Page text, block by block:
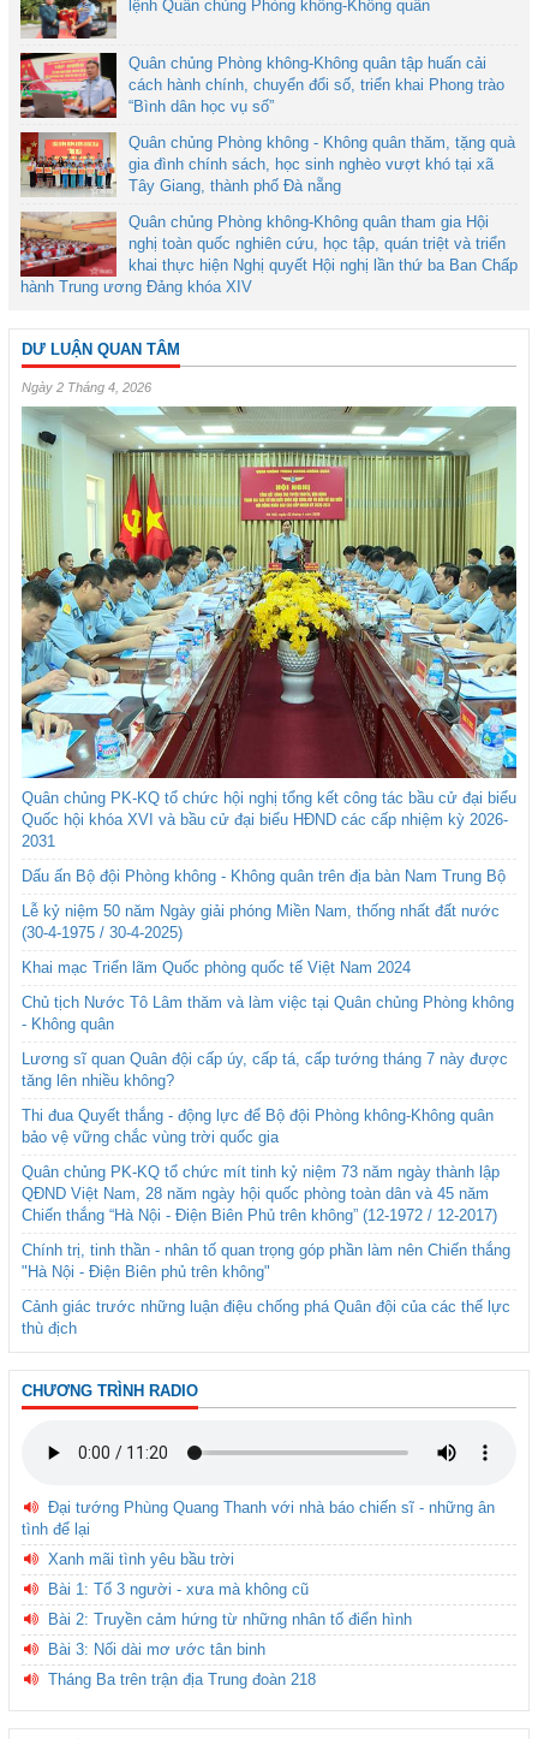
lệnh Quân chủng Phòng không-Không quân
Quân chủng Phòng không-Không quân tập huấn cải
cách hành chính, chuyển đổi số, triển khai Phong trào
“Bình dân học vụ số”
Quân chủng Phòng không - Không quân thăm, tặng quà
gia đình chính sách, học sinh nghèo vượt khó tại xã
Tây Giang, thành phố Đà nẵng
Quân chủng Phòng không-Không quân tham gia Hội
nghị toàn quốc nghiên cứu, học tập, quán triệt và triển
khai thực hiện Nghị quyết Hội nghị lần thứ ba Ban Chấp
hành Trung ương Đảng khóa XIV
DƯ LUẬN QUAN TÂM
Ngày 2 Tháng 4, 2026
Quân chủng PK-KQ tổ chức hội nghị tổng kết công tác bầu cử đại biểu
Quốc hội khóa XVI và bầu cử đại biểu HĐND các cấp nhiệm kỳ 2026-
2031
Dấu ấn Bộ đội Phòng không - Không quân trên địa bàn Nam Trung Bộ
Lễ kỷ niệm 50 năm Ngày giải phóng Miền Nam, thống nhất đất nước
(30-4-1975 / 30-4-2025)
Khai mạc Triển lãm Quốc phòng quốc tế Việt Nam 2024
Chủ tịch Nước Tô Lâm thăm và làm việc tại Quân chủng Phòng không
- Không quân
Lương sĩ quan Quân đội cấp úy, cấp tá, cấp tướng tháng 7 này được
tăng lên nhiều không?
Thi đua Quyết thắng - động lực để Bộ đội Phòng không-Không quân
bảo vệ vững chắc vùng trời quốc gia
Quân chủng PK-KQ tổ chức mít tinh kỷ niệm 73 năm ngày thành lập
QĐND Việt Nam, 28 năm ngày hội quốc phòng toàn dân và 45 năm
Chiến thắng “Hà Nội - Điện Biên Phủ trên không” (12-1972 / 12-2017)
Chính trị, tinh thần - nhân tố quan trọng góp phần làm nên Chiến thắng
"Hà Nội - Điện Biên phủ trên không"
Cảnh giác trước những luận điệu chống phá Quân đội của các thế lực
thù địch
CHƯƠNG TRÌNH RADIO
Đại tướng Phùng Quang Thanh với nhà báo chiến sĩ - những ân
tình để lại
Xanh mãi tình yêu bầu trời
Bài 1: Tổ 3 người - xưa mà không cũ
Bài 2: Truyền cảm hứng từ những nhân tố điển hình
Bài 3: Nối dài mơ ước tân binh
Tháng Ba trên trận địa Trung đoàn 218